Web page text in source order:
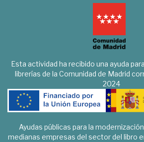
Esta actividad ha recibido una ayuda
librerías de la Comunidad de Madrid
2024
Ayudas públicas para la
medianas empresas del sector del libro